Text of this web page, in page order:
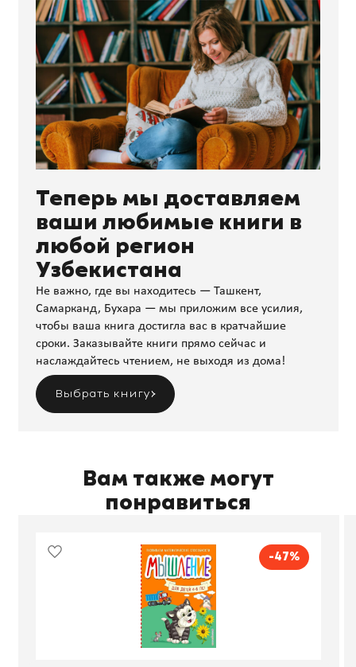
Теперь мы доставляем
ваши любимые книги в
любой регион
Узбекистана
Не важно, где вы находитесь — Ташкент,
Самарканд, Бухара — мы приложим все усилия,
чтобы ваша книга достигла вас в кратчайшие
сроки. Заказывайте книги прямо сейчас и
наслаждайтесь чтением, не выходя из дома!
Выбрать книгу
Вам также могут
понравиться
-47%